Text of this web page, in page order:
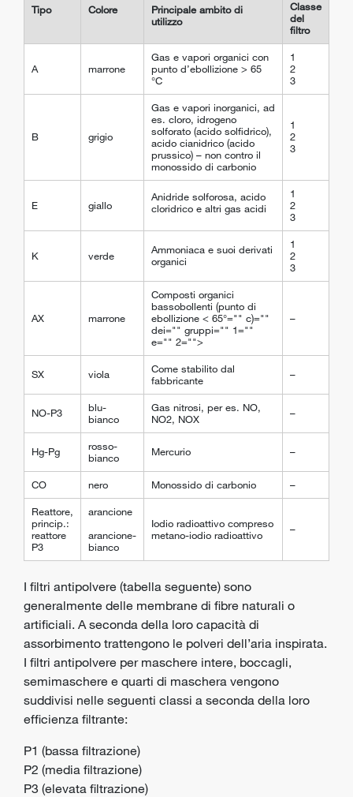
Tipo Colore
Principale ambito di
utilizzo
Classe
del
filtro
A marrone
Gas e vapori organici con
punto d’ebollizione > 65
°C
1
2
3
B grigio
Gas e vapori inorganici, ad
es. cloro, idrogeno
solforato (acido solfidrico),
acido cianidrico (acido
prussico) – non contro il
monossido di carbonio
1
2
3
E giallo
Anidride solforosa, acido
cloridrico e altri gas acidi
1
2
3
K verde
Ammoniaca e suoi derivati
organici
1
2
3
AX marrone
Composti organici
bassobollenti (punto di
ebollizione < 65°="" c)=""
dei="" gruppi="" 1=""
e="" 2="">
–
SX viola
Come stabilito dal
fabbricante
–
NO-P3
blu-
bianco
Gas nitrosi, per es. NO,
NO2, NOX –
Hg-Pg
rosso-
bianco
Mercurio –
CO nero Monossido di carbonio –
Reattore,
princip.:
reattore
P3
arancione
arancione-
bianco
Iodio radioattivo compreso
metano-iodio radioattivo
–
I filtri antipolvere (tabella seguente) sono
generalmente delle membrane di fibre naturali o
artificiali. A seconda della loro capacità di
assorbimento trattengono le polveri dell’aria inspirata.
I filtri antipolvere per maschere intere, boccagli,
semimaschere e quarti di maschera vengono
suddivisi nelle seguenti classi a seconda della loro
efficienza filtrante:
P1 (bassa filtrazione)
P2 (media filtrazione)
P3 (elevata filtrazione)